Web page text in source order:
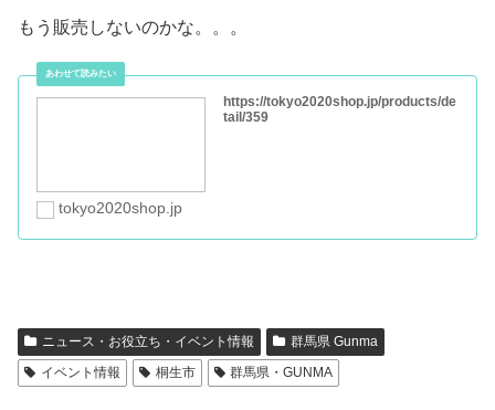
もう販売しないのかな。。。
https://tokyo2020shop.jp/products/de
tail/359
tokyo2020shop.jp
ニュース・お役立ち・イベント情報
群馬県 Gunma
イベント情報
桐生市 群馬県・GUNMA